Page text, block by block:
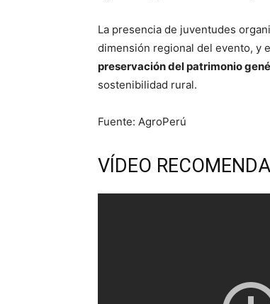
La presencia de juventudes
dimensión regional del evento, y
preservación del patrimonio
sostenibilidad rural.
Fuente: AgroPerú
VÍDEO